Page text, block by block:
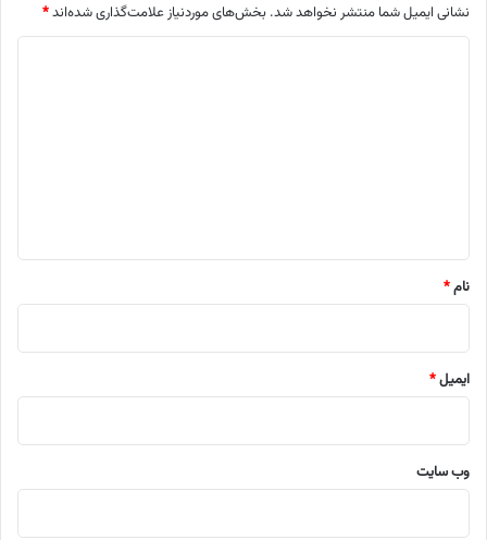
نشانی ایمیل شما منتشر نخواهد شد. بخش‌های موردنیاز علامت‌گذاری شده‌اند*
نام*
ایمیل*
وب‌ سایت